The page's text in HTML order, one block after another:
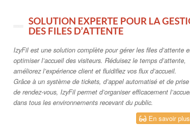
SOLUTION EXPERTE POUR LA
DES FILES D’ATTENTE
IzyFil est une solution complète pour gérer les files d’attente
optimiser l’accueil des visiteurs. Réduisez le temps d’attente,
améliorez l’expérience client et fluidifiez vos flux d’accueil.
Grâce à un système de tickets, d’appel automatisé et de prise
de rendez-vous, IzyFil permet d’organiser efficacement
dans tous les environnements recevant du public.
En savoir plus